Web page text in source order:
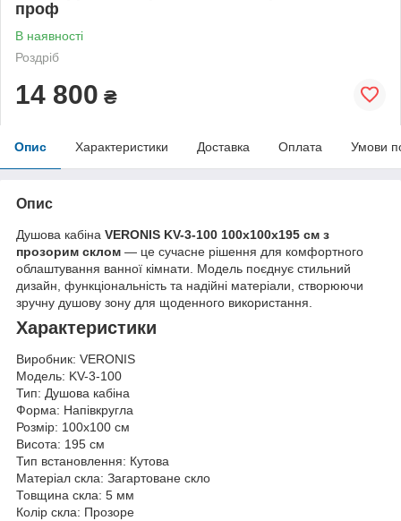
проф
В наявності
Роздріб
14 800 ₴
Опис Характеристики Доставка Оплата Умови
Опис
Душова кабіна VERONIS KV-3-100 100х100х195 см з
прозорим склом — це сучасне рішення для комфортного
облаштування ванної кімнати. Модель поєднує стильний
дизайн, функціональність та надійні матеріали, створюючи
зручну душову зону для щоденного використання.
Характеристики
Виробник: VERONIS
Модель: KV-3-100
Тип: Душова кабіна
Форма: Напівкругла
Розмір: 100х100 см
Висота: 195 см
Тип встановлення: Кутова
Матеріал скла: Загартоване скло
Товщина скла: 5 мм
Колір скла: Прозоре